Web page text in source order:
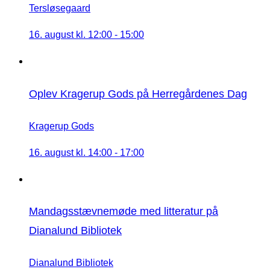
Tersløsegaard
16. august kl. 12:00 - 15:00
Oplev Kragerup Gods på Herregårdenes Dag
Kragerup Gods
16. august kl. 14:00 - 17:00
Mandagsstævnemøde med litteratur på
Dianalund Bibliotek
Dianalund Bibliotek